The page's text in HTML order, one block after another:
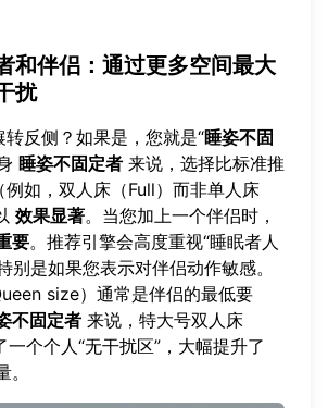
和伴侣：通过更多空间最大
扰
反侧？如果是，您就是“睡姿不固
睡姿不固定者 来说，选择比标准推
如，双人床（Full）而非单人床
效果显著。当您加上一个伴侣时，
要。推荐引擎会高度重视“睡眠者人
别是如果您表示对伴侣动作敏感。
size）通常是伴侣的最低要
不固定者 来说，特大号双人床
一个个人“无干扰区”，大幅提升了